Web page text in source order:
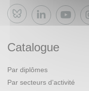
Bluesky
Catalogue
Par diplômes
Par secteurs d’activité